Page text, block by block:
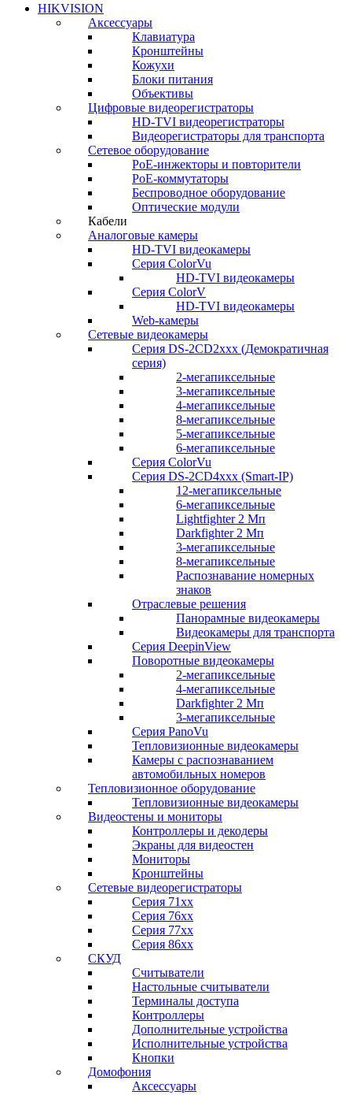
HIKVISION
Аксессуары
Клавиатура
Кронштейны
Кожухи
Блоки питания
Объективы
Цифровые видеорегистраторы
HD-TVI видеорегистраторы
Видеорегистраторы для транспорта
Сетевое оборудование
PoE-инжекторы и повторители
PoE-коммутаторы
Беспроводное оборудование
Оптические модули
Кабели
Аналоговые камеры
HD-TVI видеокамеры
Серия ColorVu
HD-TVI видеокамеры
Серия ColorV
HD-TVI видеокамеры
Web-камеры
Сетевые видеокамеры
Серия DS-2CD2xxx (Демократичная
серия)
2-мегапиксельные
3-мегапиксельные
4-мегапиксельные
8-мегапиксельные
5-мегапиксельные
6-мегапиксельные
Серия ColorVu
Серия DS-2CD4xxx (Smart-IP)
12-мегапиксельные
6-мегапиксельные
Lightfighter 2 Мп
Darkfighter 2 Мп
3-мегапиксельные
8-мегапиксельные
Распознавание номерных
знаков
Отраслевые решения
Панорамные видеокамеры
Видеокамеры для транспорта
Серия DeepinView
Поворотные видеокамеры
2-мегапиксельные
4-мегапиксельные
Darkfighter 2 Мп
3-мегапиксельные
Серия PanoVu
Тепловизионные видеокамеры
Камеры с распознаванием
автомобильных номеров
Тепловизионное оборудование
Тепловизионные видеокамеры
Видеостены и мониторы
Контроллеры и декодеры
Экраны для видеостен
Мониторы
Кронштейны
Сетевые видеорегистраторы
Серия 71xx
Серия 76xx
Серия 77хх
Серия 86хх
СКУД
Считыватели
Настольные считыватели
Терминалы доступа
Контроллеры
Дополнительные устройства
Исполнительные устройства
Кнопки
Домофония
Аксессуары